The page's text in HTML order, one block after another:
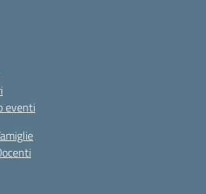
eventi